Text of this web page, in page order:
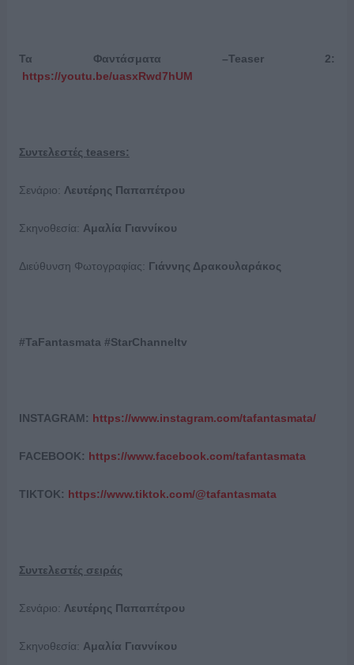
Τα Φαντάσματα –Teaser 2:
https://youtu.be/uasxRwd7hUM
Συντελεστές teasers:
Σενάριο: Λευτέρης Παπαπέτρου
Σκηνοθεσία: Αμαλία Γιαννίκου
Διεύθυνση Φωτογραφίας: Γιάννης Δρακουλαράκος
#TaFantasmata #StarChanneltv
INSTAGRAM: https://www.instagram.com/tafantasmata/
FACEBOOK: https://www.facebook.com/tafantasmata
TIKTOK: https://www.tiktok.com/@tafantasmata
Συντελεστές σειράς
Σενάριο: Λευτέρης Παπαπέτρου
Σκηνοθεσία: Αμαλία Γιαννίκου